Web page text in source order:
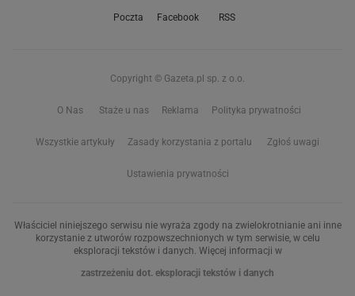
Poczta Facebook RSS
Copyright © Gazeta.pl sp. z o.o.
O Nas Staże u nas Reklama Polityka prywatności
Wszystkie artykuły Zasady korzystania z portalu Zgłoś uwagi
Ustawienia prywatności
Właściciel niniejszego serwisu nie wyraża zgody na zwielokrotnianie ani inne
korzystanie z utworów rozpowszechnionych w tym serwisie, w celu
eksploracji tekstów i danych. Więcej informacji w
zastrzeżeniu dot. eksploracji tekstów i danych